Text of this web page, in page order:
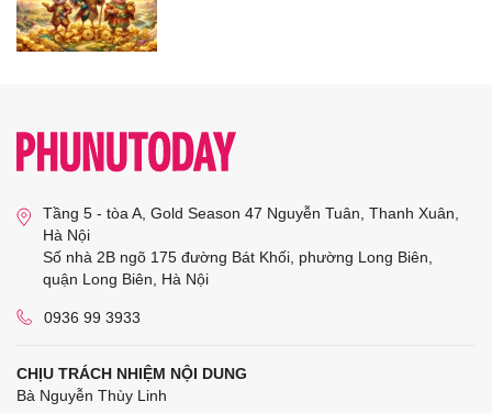
Tầng 5 - tòa A, Gold Season 47 Nguyễn Tuân, Thanh Xuân,
Hà Nội
Số nhà 2B ngõ 175 đường Bát Khối, phường Long Biên,
quận Long Biên, Hà Nội
0936 99 3933
CHỊU TRÁCH NHIỆM NỘI DUNG
Bà Nguyễn Thùy Linh